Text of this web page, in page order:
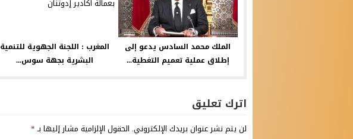
الملك محمد السادس يدعو إلى
إطلاق عملية تعميم التغطية...
المغرب : اللجنة الجهوية للتنمية
البشرية بجهة سوس...
اترك تعليق
لن يتم نشر عنوان بريدك الإلكتروني. الحقول الإلزامية مشار إليها بـ*